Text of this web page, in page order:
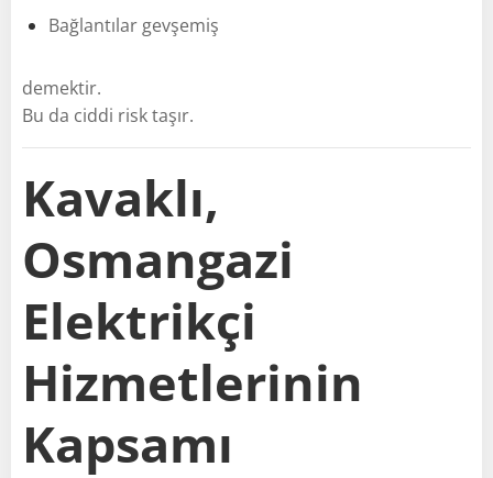
Bağlantılar gevşemiş
demektir.
Bu da ciddi risk taşır.
Kavaklı,
Osmangazi
Elektrikçi
Hizmetlerinin
Kapsamı